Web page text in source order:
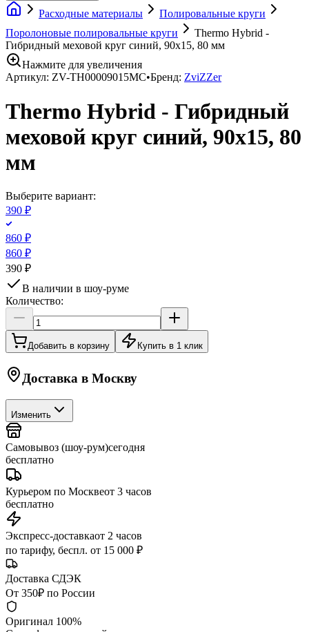
Расходные материалы
Полировальные круги
Поролоновые полировальные круги
Thermo Hybrid -
Гибридный меховой круг синий, 90х15, 80 мм
Нажмите для увеличения
Артикул: ZV-TH00009015MC•Бренд: ZviZZer
Thermo Hybrid - Гибридный
меховой круг синий, 90х15, 80
мм
Выберите вариант:
390 ₽
860 ₽
860 ₽
390 ₽
В наличии в шоу-руме
Количество:
Добавить в корзину Купить в 1 клик
Доставка в Москву
Изменить
Самовывоз (шоу-рум)сегодня
бесплатно
Курьером по Москвеот 3 часов
бесплатно
Экспресс-доставкаот 2 часов
по тарифу, беспл. от 15 000 ₽
Доставка СДЭК
От 350₽ по России
Оригинал 100%